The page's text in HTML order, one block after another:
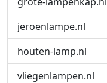
jeroenlampe.nl
houten-lamp.nl
vliegenlampen.nl